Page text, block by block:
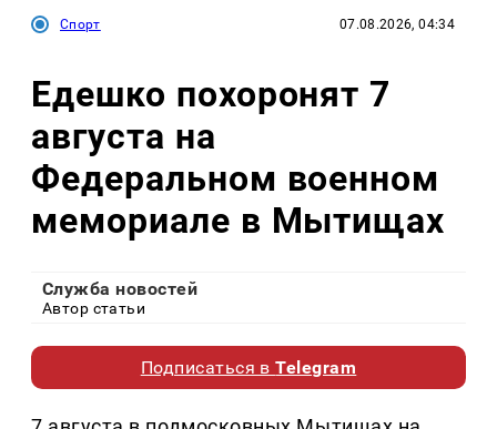
Спорт 07.08.2026, 04:34
Едешко похоронят 7
августа на
Федеральном военном
мемориале в Мытищах
Служба новостей
Автор статьи
Подписаться вTelegram